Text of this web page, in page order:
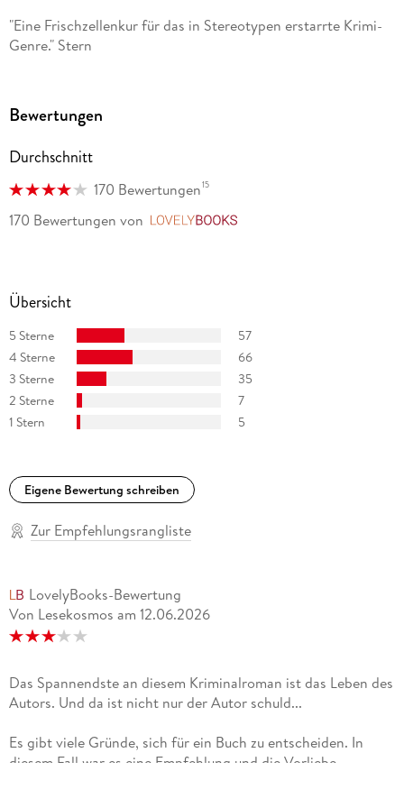
"Eine Frischzellenkur für das in Stereotypen erstarrte Krimi-
Genre." Stern
Bewertungen
Durchschnitt
170 Bewertungen15
170 Bewertungen von
Übersicht
5 Sterne
57
4 Sterne
66
3 Sterne
35
2 Sterne
7
1 Stern
5
Eigene Bewertung schreiben
Zur Empfehlungsrangliste
LovelyBooks-Bewertung
Von Lesekosmos am 12.06.2026
Das Spannendste an diesem Kriminalroman ist das Leben des
Autors. Und da ist nicht nur der Autor schuld...
Es gibt viele Gründe, sich für ein Buch zu entscheiden. In
diesem Fall war es eine Empfehlung und die Vorliebe,